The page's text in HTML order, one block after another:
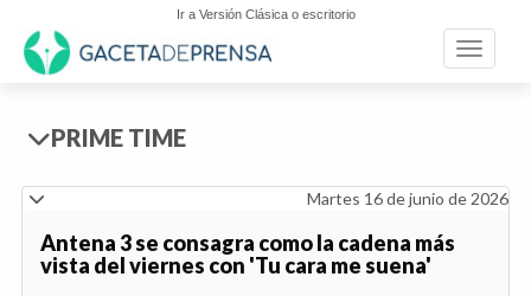
Ir a Versión Clásica o escritorio
Toggle
PRIME TIME
Martes 16 de junio de 2026
Antena 3 se consagra como la cadena más
vista del viernes con 'Tu cara me suena'